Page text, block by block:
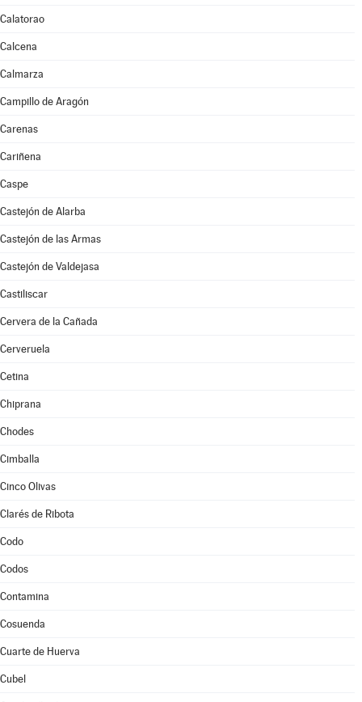
Calatorao
Calcena
Calmarza
Campillo de Aragón
Carenas
Cariñena
Caspe
Castejón de Alarba
Castejón de las Armas
Castejón de Valdejasa
Castiliscar
Cervera de la Cañada
Cerveruela
Cetina
Chiprana
Chodes
Cimballa
Cinco Olivas
Clarés de Ribota
Codo
Codos
Contamina
Cosuenda
Cuarte de Huerva
Cubel